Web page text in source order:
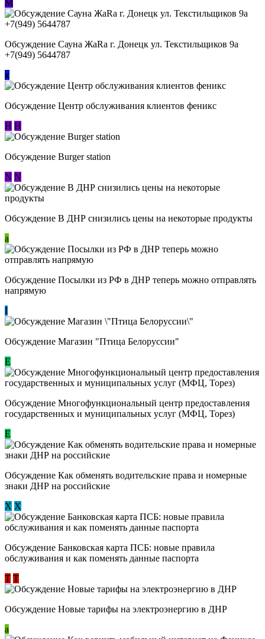
М
Обсуждение Сауна ЖаRa г. Донецк ул. Текстильщиков 9а
+7(949) 5644787
к
Обсуждение Центр обслуживания клиентов феникс
Н Н
Обсуждение Burger station
N N
Обсуждение В ДНР снизились цены на некоторые продукты
a
Обсуждение Посылки из РФ в ДНР теперь можно отправлять
напрямую
I
Обсуждение Магазин "Птица Белоруссии"
Е
Обсуждение Многофункциональный центр предоставления
государственных и муниципальных услуг (МФЦ, Торез)
E
Обсуждение ​Как обменять водительские права и номерные
знаки ДНР на российские
Х Х
Обсуждение ​Банковская карта ПСБ: новые правила
обслуживания и как поменять данные паспорта
Т Т
Обсуждение Новые тарифы на электроэнергию в ДНР
a